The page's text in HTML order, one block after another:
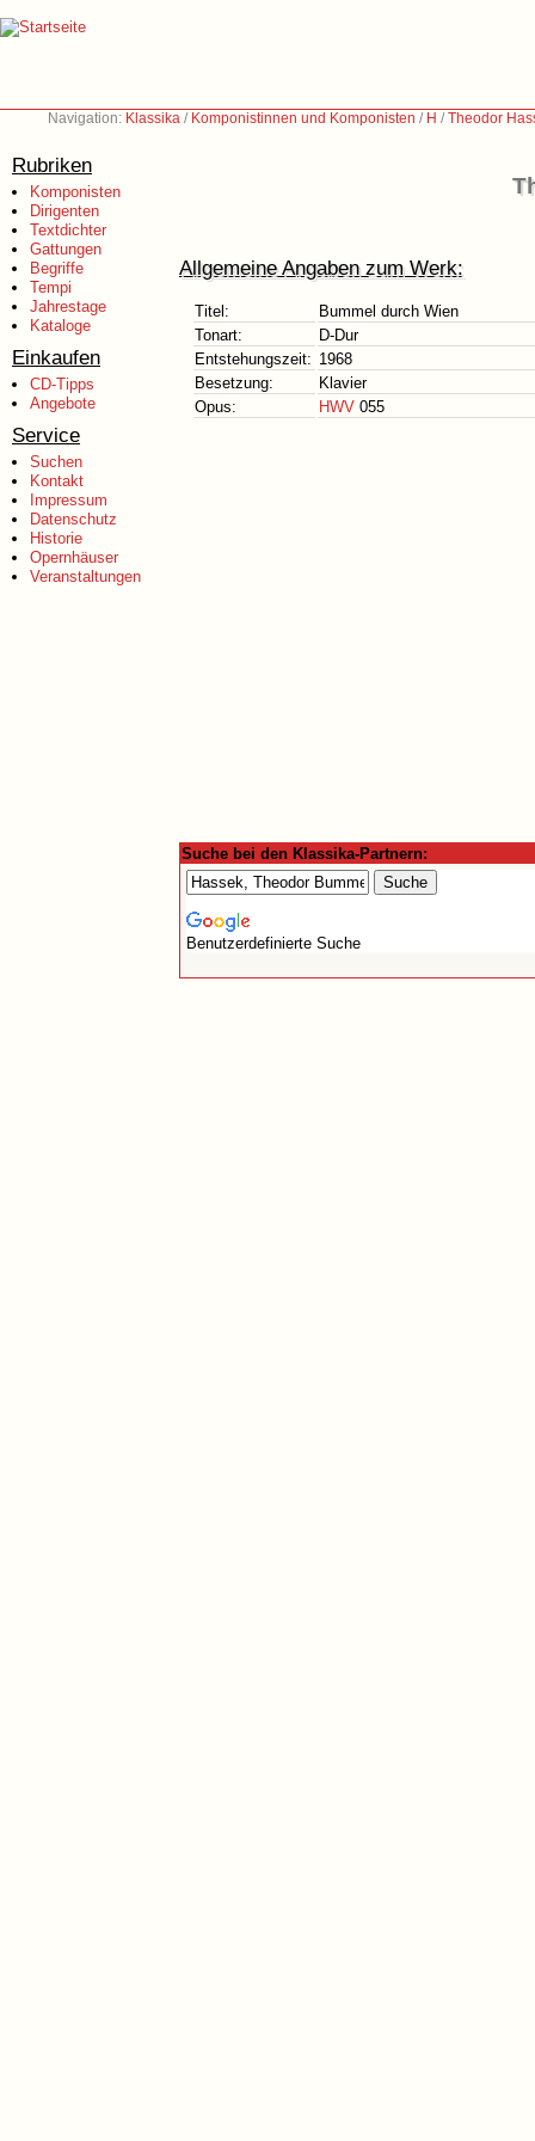
Navigation: Klassika / Komponistinnen und Komponisten / H /Theodor
Rubriken
Komponisten
Dirigenten
Textdichter
Gattungen
Begriffe
Tempi
Jahrestage
Kataloge
Einkaufen
CD-Tipps
Angebote
Service
Suchen
Kontakt
Impressum
Datenschutz
Historie
Opernhäuser
Veranstaltungen
Allgemeine Angaben zum Werk:
Titel:
Bummel durch Wien
Tonart:
D-Dur
Entstehungszeit: 1968
Besetzung:
Klavier
Opus:
HWV 055
Suche bei den Klassika-Partnern:
Benutzerdefinierte Suche